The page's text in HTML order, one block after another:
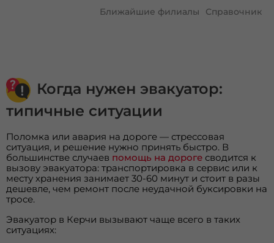
Справочник
Ближайшие филиалы
Когда нужен эвакуатор:
типичные ситуации
Поломка или авария на дороге — стрессовая
ситуация, и решение нужно принять быстро. В
большинстве случаев помощь на дороге сводится к
вызову эвакуатора: транспортировка в сервис или к
месту хранения занимает 30-60 минут и стоит в разы
дешевле, чем ремонт после неудачной буксировки на
тросе.
Эвакуатор в Керчи вызывают чаще всего в таких
ситуациях: